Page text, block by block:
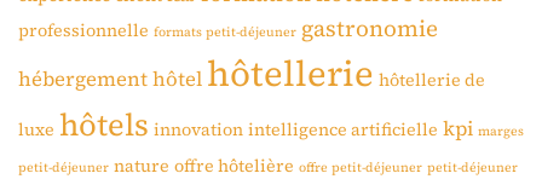
professionnelle formats petit-déjeuner gastronomie
hébergementhôtel hôtellerie hôtellerie de
luxe hôtels innovation intelligence artificielle kpi marges
petit-déjeuner nature offre hôtelière offre petit-déjeuner petit-déjeuner